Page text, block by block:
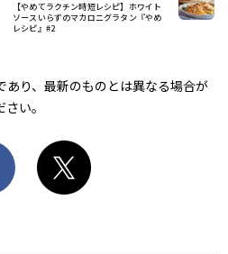
【やめてラクチン時短レシピ】ホワイト
ソースいらずのマカロニグラタン『やめ
レシピ』#2
あり、最新のものとは異なる場合が
い。